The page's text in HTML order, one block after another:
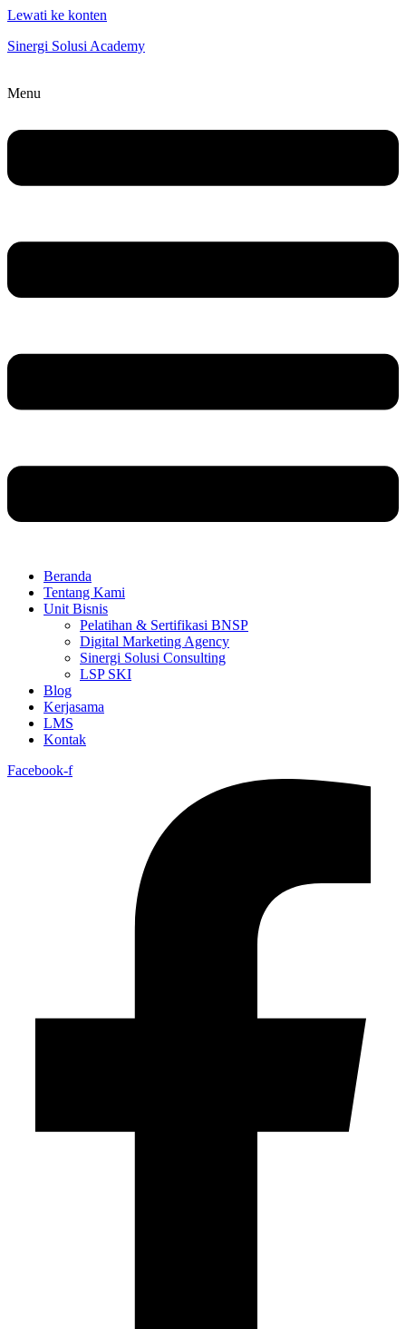
Lewati ke konten
Sinergi Solusi Academy
Menu
Beranda
Tentang Kami
Unit Bisnis
Pelatihan & Sertifikasi BNSP
Digital Marketing Agency
Sinergi Solusi Consulting
LSP SKI
Blog
Kerjasama
LMS
Kontak
Facebook-f